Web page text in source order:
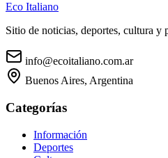
Eco Italiano
Sitio de noticias, deportes, cultura y
info@ecoitaliano.com.ar
Buenos Aires, Argentina
Categorías
Información
Deportes